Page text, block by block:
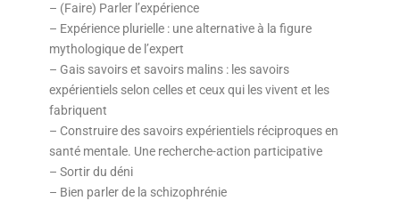
– (Faire) Parler l’expérience
– Expérience plurielle : une alternative à la figure
mythologique de l’expert
– Gais savoirs et savoirs malins : les savoirs
expérientiels selon celles et ceux qui les vivent et les
fabriquent
– Construire des savoirs expérientiels réciproques en
santé mentale. Une recherche-action participative
– Sortir du déni
– Bien parler de la schizophrénie